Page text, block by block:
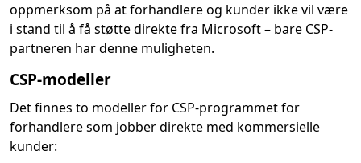
oppmerksom på at forhandlere og kunder ikke vil være
i stand til å få støtte direkte fra Microsoft – bare CSP-
partneren har denne muligheten.
CSP-modeller
Det finnes to modeller for CSP-programmet for
forhandlere som jobber direkte med kommersielle
kunder: